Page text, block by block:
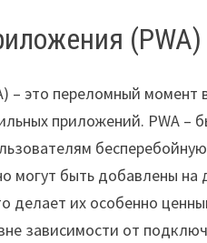
(PWA)
– это переломный
приложений. PWA –
могут быть добавлены
делает их особенно
зависимости от